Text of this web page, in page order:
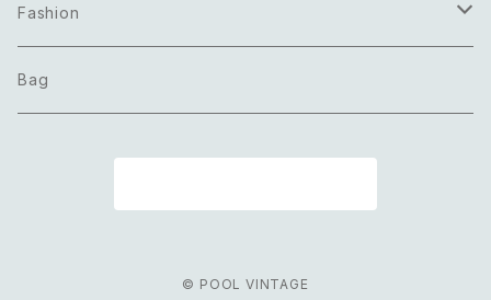
Necklace
Pierce
Fashion
Tops
Bag
© POOL VINTAGE